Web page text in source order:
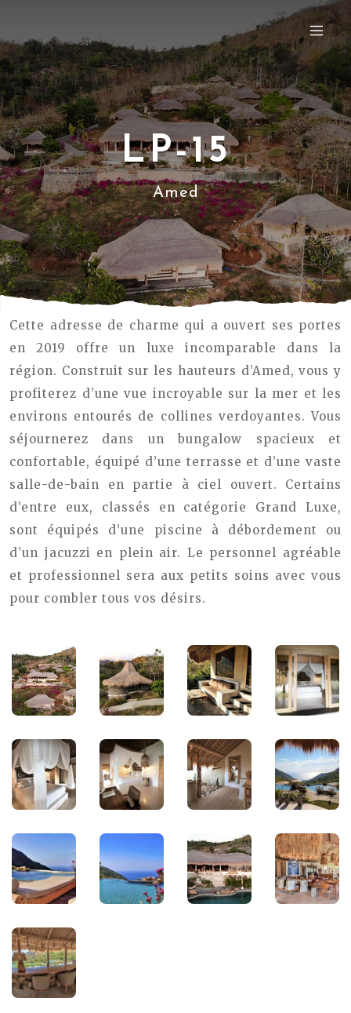
LP-15
Amed
Cette adresse de charme qui a ouvert ses portes
en 2019 offre un luxe incomparable dans la
région. Construit sur les hauteurs d’Amed, vous y
profiterez d’une vue incroyable sur la mer et les
environs entourés de collines verdoyantes. Vous
séjournerez dans un bungalow spacieux et
confortable, équipé d’une terrasse et d’une vaste
salle-de-bain en partie à ciel ouvert. Certains
d’entre eux, classés en catégorie Grand Luxe,
sont équipés d’une piscine à débordement ou
d’un jacuzzi en plein air. Le personnel agréable
et professionnel sera aux petits soins avec vous
pour combler tous vos désirs.